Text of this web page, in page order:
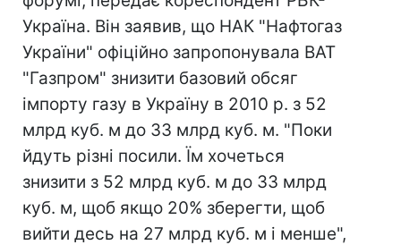
Україна. Він заявив, що НАК "Нафтогаз
України" офіційно запропонувала ВАТ
"Газпром" знизити базовий обсяг
імпорту газу в Україну в 2010 р. з 52
млрд куб. м до 33 млрд куб. м. "Поки
йдуть різні посили. Їм хочеться
знизити з 52 млрд куб. м до 33 млрд
куб. м, щоб якщо 20% зберегти, щоб
вийти десь на 27 млрд куб. м і менше",